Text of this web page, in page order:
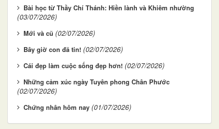
Bài học từ Thầy Chí Thánh: Hiền lành và Khiêm nhường
(03/07/2026)
Mới và cũ (02/07/2026)
Bây giờ con đã tin! (02/07/2026)
Cái đẹp làm cuộc sống đẹp hơn! (02/07/2026)
Những cảm xúc ngày Tuyên phong Chân Phước
(02/07/2026)
Chứng nhân hôm nay (01/07/2026)